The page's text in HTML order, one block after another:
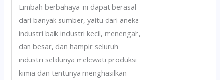
Limbah berbahaya ini dapat berasal
dari banyak sumber, yaitu dari aneka
industri baik industri kecil, menengah,
dan besar, dan hampir seluruh
industri selalunya melewati produksi
kimia dan tentunya menghasilkan